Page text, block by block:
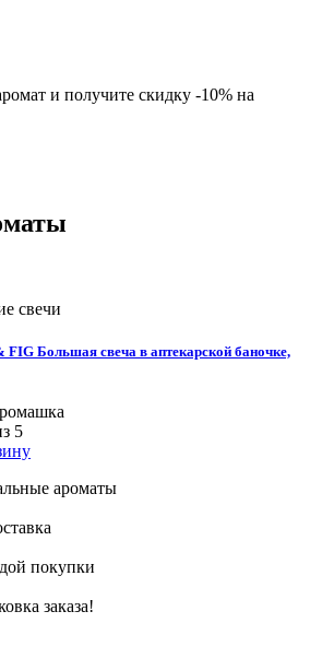
и получите скидку -10% на
свечи
Большая свеча в аптекарской баночке,
5
ароматы
покупки
заказа!